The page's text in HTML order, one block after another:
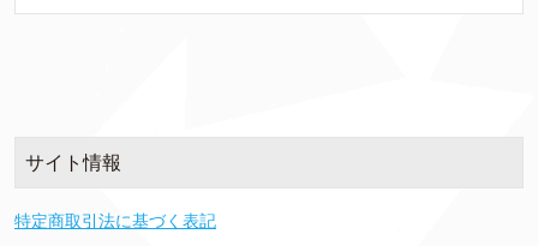
サイト情報
特定商取引法に基づく表記